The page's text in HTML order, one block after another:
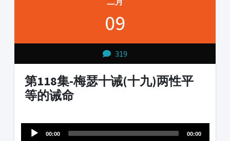
09
319
第118集-梅瑟十诫(十九)两性平
等的诫命
Player
00:00 00:00